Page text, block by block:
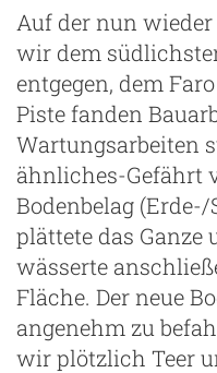
Auf der nun
wir dem
entgegen, dem
Piste fanden
Wartungsarbeiten
ähnliches-Gefährt
Bodenbelag
plättete das Ganze
wässerte
Fläche. Der neue
angenehm zu
wir plötzlich Teer